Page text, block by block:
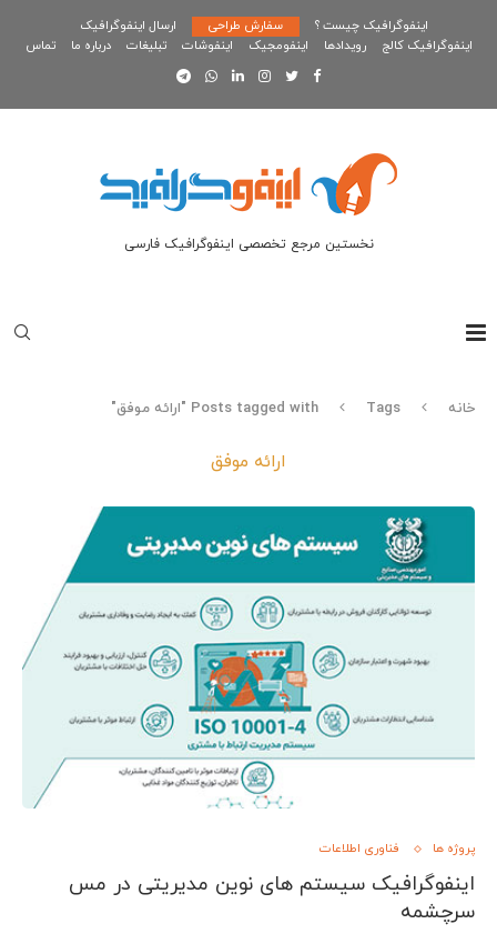
اینفوگرافیک چیست ؟ سفارش طراحی
ارسال اینفوگرافیک
اینفوگرافیک کالج
رویدادها اینفومجیک اینفوشات تبلیغات درباره ما تماس
نخستین مرجع تخصصی اینفوگرافیک فارسی
خانه Tags Posts tagged with "ارائه موفق"
ارائه موفق
پروژه ها فناوری اطلاعات
اینفوگرافیک سیستم های نوین مدیریتی در مس
سرچشمه